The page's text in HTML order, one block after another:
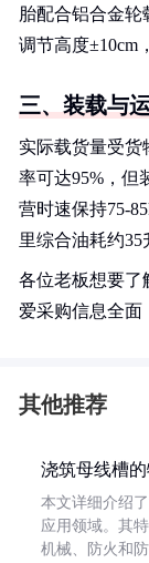
胎配合铝合金
调节高度±10cm
三、装载与
实际载货量受货
率可达95%，但
营时速保持75-
里综合油耗约35
各位老板想要了
爱采购信息全面
其他推荐
浇筑母线槽
本文详细介绍
应用领域。其
机械、防火和